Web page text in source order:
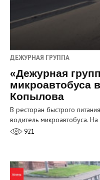
ДЕЖУРНАЯ ГРУППА
«Дежурная
микроавтобуса
Копылова
В ресторан быстрого
водитель микроавтобуса.
921